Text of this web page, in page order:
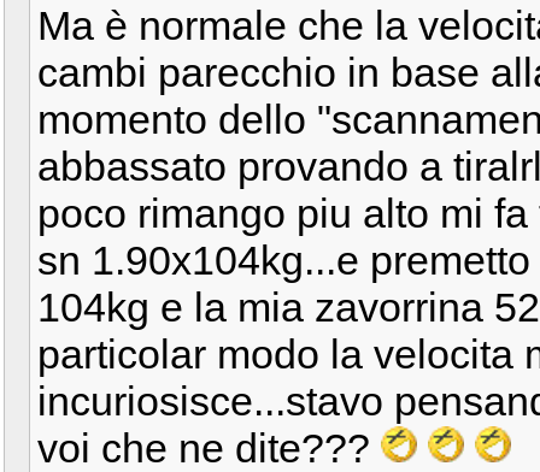
Ma è normale che la
cambi parecchio in base
momento dello
abbassato provando a
poco rimango piu alto mi
sn 1.90x104kg...e
104kg e la mia zavorrina
particolar modo la velocita
incuriosisce...stavo
voi che ne dite???